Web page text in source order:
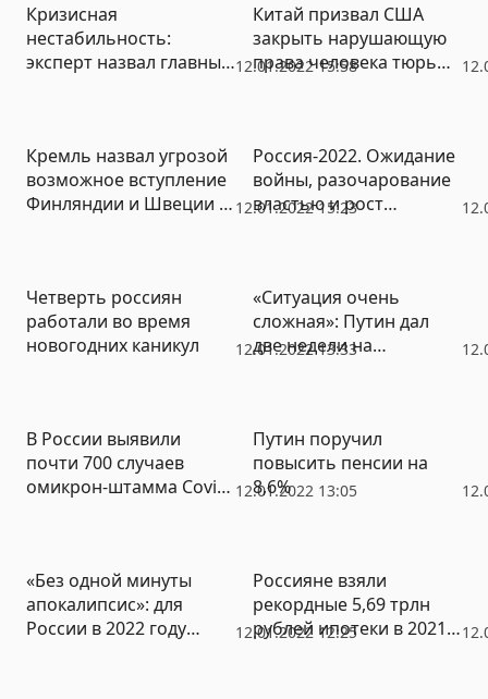
12.01.2022 15:58
Кризисная
нестабильность:
эксперт назвал главные
Китай призвал США
закрыть нарушающую
права человека тюрьму
12.01.2022 15:23
Кремль назвал угрозой
возможное вступление
Финляндии и Швеции в
Россия-2022. Ожидание
войны, разочарование
властью и рост
12.01.2022 13:33
Четверть россиян
работали во время
новогодних каникул
«Ситуация очень
сложная»: Путин дал
две недели на
12.01.2022 13:05
В России выявили
почти 700 случаев
омикрон-штамма Covid-
Путин поручил
повысить пенсии на
8,6%
12.01.2022 12:25
«Без одной минуты
апокалипсис»: для
России в 2022 году
Россияне взяли
рекордные 5,69 трлн
рублей ипотеки в 2021